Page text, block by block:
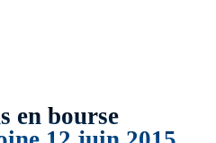
en bourse